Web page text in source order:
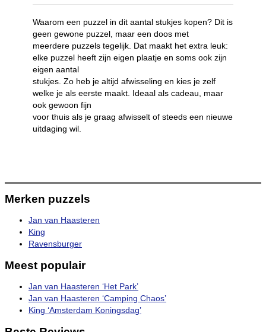
Waarom een puzzel in dit aantal stukjes kopen? Dit is
geen gewone puzzel, maar een doos met
meerdere puzzels tegelijk. Dat maakt het extra leuk:
elke puzzel heeft zijn eigen plaatje en soms ook zijn
eigen aantal
stukjes. Zo heb je altijd afwisseling en kies je zelf
welke je als eerste maakt. Ideaal als cadeau, maar
ook gewoon fijn
voor thuis als je graag afwisselt of steeds een nieuwe
uitdaging wil.
Merken puzzels
Jan van Haasteren
King
Ravensburger
Meest populair
Jan van Haasteren ‘Het Park’
Jan van Haasteren ‘Camping Chaos’
King ‘Amsterdam Koningsdag’